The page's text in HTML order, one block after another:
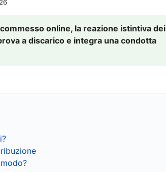
online, la reazione istintiva dei
a discarico e integra una condotta